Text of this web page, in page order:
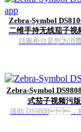
Zebra-Symbol
二维手持无线茄子视
结账柜台是您为消
Zebra-Symbol
式茄子视频污
借助 DS9808，将